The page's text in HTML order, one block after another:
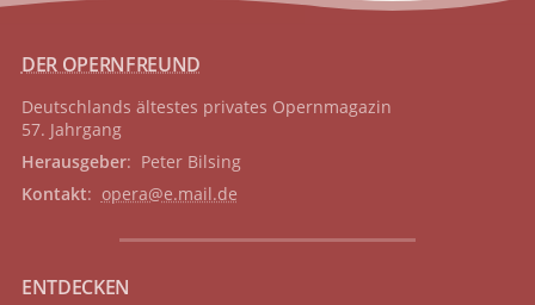
DER OPERNFREUND
Deutschlands ältestes privates Opernmagazin
57. Jahrgang
Herausgeber: Peter Bilsing
Kontakt: opera@e.mail.de
ENTDECKEN